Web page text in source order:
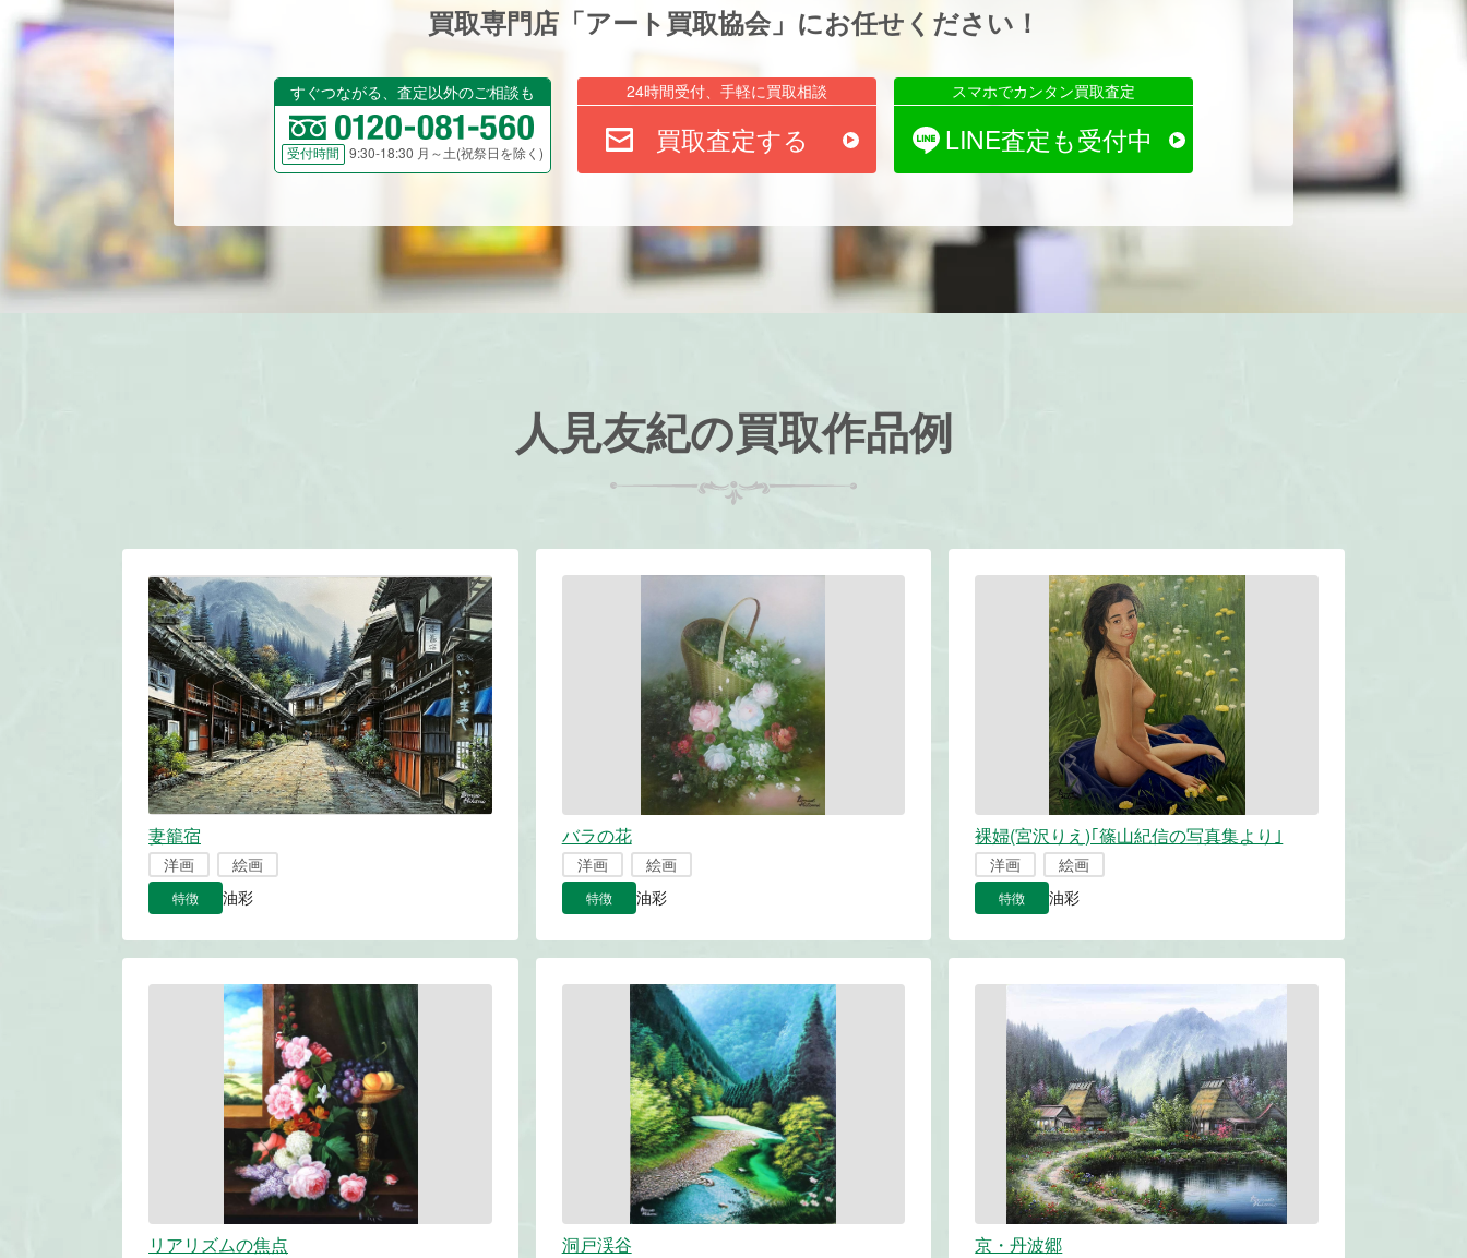
買取専門店「アート買取協会」にお任せください！
すぐつながる、査定以外のご相談も
受付時間 9:30-18:30 月～土(祝祭日を除く)
24時間受付、手軽に買取相談
買取査定する
スマホでカンタン買取査定
LINE査定も受付中
人見友紀の買取作品例
妻籠宿
洋画 絵画
特徴 油彩
バラの花
洋画 絵画
特徴 油彩
裸婦(宮沢りえ)｢篠山紀信の写真集より｣
洋画 絵画
特徴 油彩
リアリズムの焦点 洞戸渓谷 京・丹波郷